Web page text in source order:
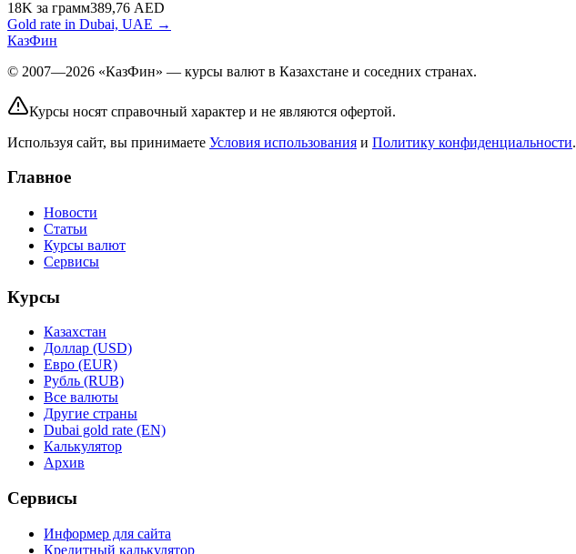
18K за грамм389,76 AED
Gold rate in Dubai, UAE →
КазФин
© 2007—2026 «КазФин» — курсы валют в Казахстане и соседних странах.
Курсы носят справочный характер и не являются офертой.
Используя сайт, вы принимаете Условия использования и Политику конфиденциальности.
Главное
Новости
Статьи
Курсы валют
Сервисы
Курсы
Казахстан
Доллар (USD)
Евро (EUR)
Рубль (RUB)
Все валюты
Другие страны
Dubai gold rate (EN)
Калькулятор
Архив
Сервисы
Информер для сайта
Кредитный калькулятор